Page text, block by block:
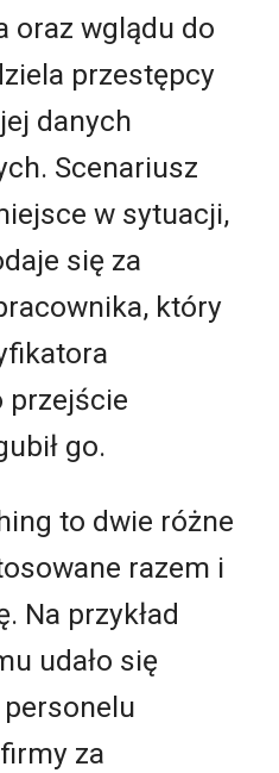
oraz wglądu do
przestępcy
danych
Scenariusz
w sytuacji,
się za
który
przejście
go.
to dwie różne
razem i
Na przykład
udało się
za